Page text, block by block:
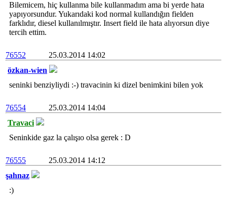
Bilemicem, hiç kullanma bile kullanmadım ama bi yerde hata
yapıyorsundur. Yukarıdaki kod normal kullandığın fielden
farklıdır, diesel kullanılmıştır. Insert field ile hata alıyorsun diye
tercih ettim.
76552
25.03.2014 14:02
özkan-wien
seninki benziyliydi :-) travacinin ki dizel benimkini bilen yok
76554
25.03.2014 14:04
Travaci
Seninkide gaz la çalışıo olsa gerek : D
76555
25.03.2014 14:12
şahnaz
:)